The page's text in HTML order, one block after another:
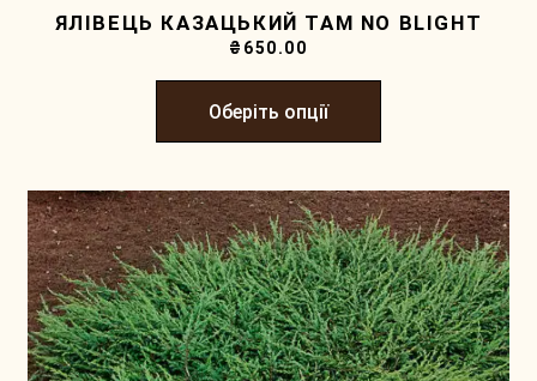
ЯЛІВЕЦЬ КАЗАЦЬКИЙ TAM NO BLIGHT
₴ 650.00
Оберіть опції